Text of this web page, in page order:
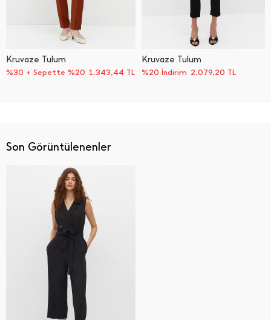
Kruvaze Tulum
%30 + Sepette %20 1.343,44 TL
Kruvaze Tulum
%20 İndirim 2.079,20 TL
Son Görüntülenenler